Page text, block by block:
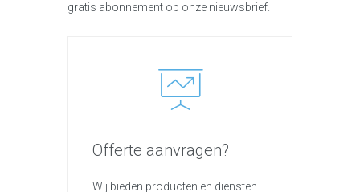
gratis abonnement op onze nieuwsbrief.
Offerte aanvragen?
Wij bieden producten en diensten